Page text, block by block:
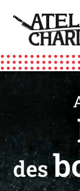
principal
des